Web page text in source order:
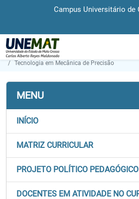
Campus Universitário de
Página Inicial
Tecnologia em Mecânica de Precisão
MENU
INÍCIO
MATRIZ CURRICULAR
PROJETO POLÍTICO PEDAGÓGICO
DOCENTES EM ATIVIDADE NO